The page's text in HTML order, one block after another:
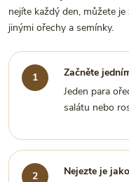
nejíte každý den, můžete
jinými ořechy a semínky.
Začněte
Jeden para
salátu nebo
Nejezte je